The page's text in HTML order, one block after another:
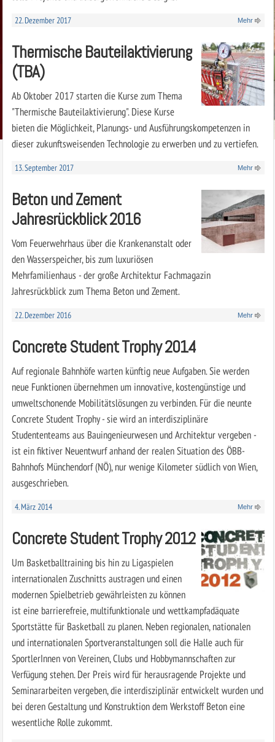
22. Dezember 2017 Mehr
Thermische Bauteilaktivierung
(TBA)
Ab Oktober 2017 starten die Kurse zum Thema
"Thermische Bauteilaktivierung". Diese Kurse
bieten die Möglichkeit, Planungs- und Ausführungskompetenzen in
dieser zukunftsweisenden Technologie zu erwerben und zu vertiefen.
13. September 2017 Mehr
Beton und Zement
Jahresrückblick 2016
Vom Feuerwehrhaus über die Krankenanstalt oder
den Wasserspeicher, bis zum luxuriösen
Mehrfamilienhaus - der große Architektur Fachmagazin
Jahresrückblick zum Thema Beton und Zement.
22. Dezember 2016 Mehr
Concrete Student Trophy 2014
Auf regionale Bahnhöfe warten künftig neue Aufgaben. Sie werden
neue Funktionen übernehmen um innovative, kostengünstige und
umweltschonende Mobilitätslösungen zu verbinden. Für die neunte
Concrete Student Trophy - sie wird an interdisziplinäre
Studententeams aus Bauingenieurwesen und Architektur vergeben -
ist ein fiktiver Neuentwurf anhand der realen Situation des ÖBB-
Bahnhofs Münchendorf (NÖ), nur wenige Kilometer südlich von Wien,
ausgeschrieben.
4. März 2014 Mehr
Concrete Student Trophy 2012
Um Basketballtraining bis hin zu Ligaspielen
internationalen Zuschnitts austragen und einen
modernen Spielbetrieb gewährleisten zu können
ist eine barrierefreie, multifunktionale und wettkampfadäquate
Sportstätte für Basketball zu planen. Neben regionalen, nationalen
und internationalen Sportveranstaltungen soll die Halle auch für
SportlerInnen von Vereinen, Clubs und Hobbymannschaften zur
Verfügung stehen. Der Preis wird für herausragende Projekte und
Seminararbeiten vergeben, die interdisziplinär entwickelt wurden und
bei deren Gestaltung und Konstruktion dem Werkstoff Beton eine
wesentliche Rolle zukommt.